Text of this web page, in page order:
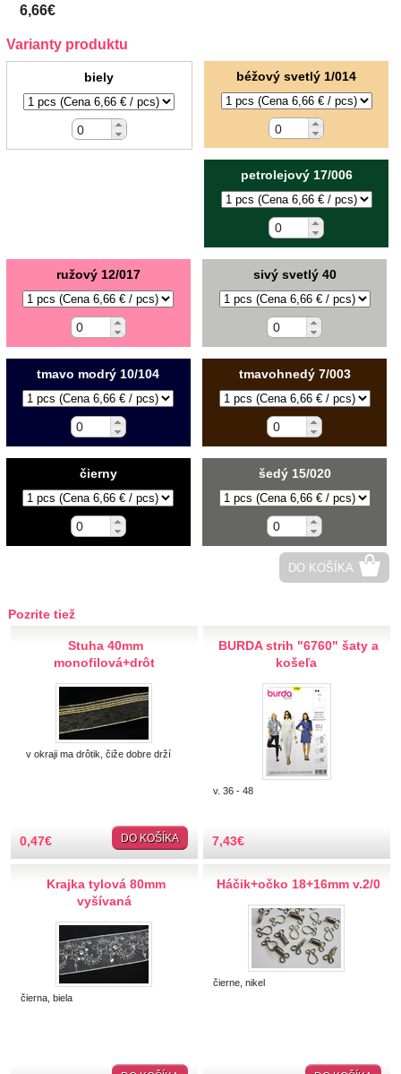
Krajky
Látky-metráž
Lemovky
Nášivky a Nažehlovačky
Polotovary
Kovové dierky, matrice
Srdce, zvonček, hviezda
Vajce, vločky, ostatné
Krabičky a dózy
Sáčky
Polotovary do vlasov
Úplety - patenty
Rúčky na tašky plastové, textilné, kožené
Kabelkové a peňaženkové zapínania
Spony, krúžky, komponenty
Drevené polotovary
Popruhy
Spony a zapínania
Strapce
Suché zipsy
6,66€
Varianty produktu
biely béžový svetlý 1/014
petrolejový 17/006
ružový 12/017 sivý svetlý 40
tmavo modrý 10/104 tmavohnedý 7/003
čierny šedý 15/020
DO KOŠÍKA
Pozrite tiež
Stuha 40mm
monofilová+drôt
v okraji ma drôtik, čiže dobre drží
0,47€ DO KOŠÍKA
BURDA strih "6760" šaty a
košeľa
v. 36 - 48
7,43€
Krajka tylová 80mm
vyšívaná
čierna, biela
Háčik+očko 18+16mm v.2/0
čierne, nikel